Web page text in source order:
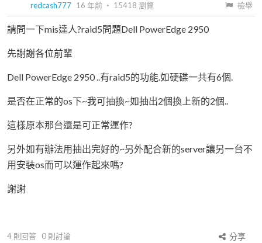
redcash777 16 年前 ‧ 15418 瀏覽 檢舉
請問一下mis達人?raid5問題Dell PowerEdge 2950
先謝謝各位前輩
Dell PowerEdge 2950 ..有raid5的功能.如硬碟一共有6個.
是否在正常的os下~我可抽換~如抽出2個換上新的2個..
這樣原本那台還是可正常運作?
另外如有辦法用抽出完好的~另外配合新的server讓另一台不
用安裝os而可以運作起來嗎?
謝謝
4 則回答 0 則討論
分享